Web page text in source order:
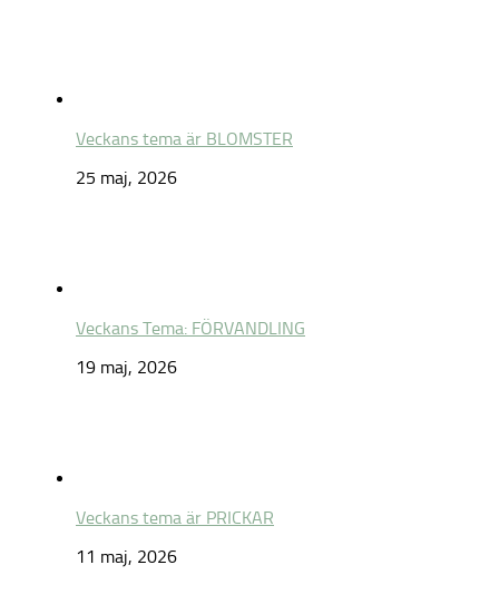
Veckans tema är BLOMSTER
25 maj, 2026
Veckans Tema: FÖRVANDLING
19 maj, 2026
Veckans tema är PRICKAR
11 maj, 2026